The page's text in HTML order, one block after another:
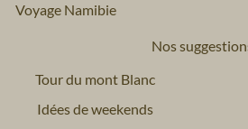
Voyage Namibie
Nos
Tour du mont Blanc
Idées de weekends